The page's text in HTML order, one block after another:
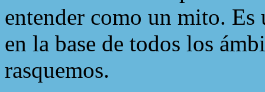
entender como un mito. Es
en la base de todos los
rasquemos.